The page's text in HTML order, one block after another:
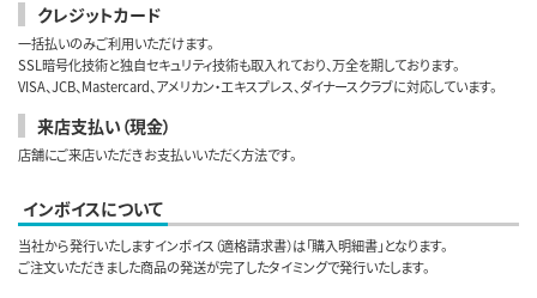
クレジットカード
一括払いのみご利用いただけます。
SSL暗号化技術と独自セキュリティ技術も取入れており、万全を期しております。
VISA、JCB、Mastercard、アメリカン・エキスプレス、ダイナースクラブに対応しています。
来店支払い（現金）
店舗にご来店いただきお支払いいただく方法です。
インボイスについて
当社から発行いたしますインボイス（適格請求書）は「購入明細書」となります。
ご注文いただきました商品の発送が完了したタイミングで発行いたします。